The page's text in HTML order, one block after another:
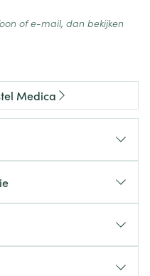
of e-mail, dan bekijken
Medica